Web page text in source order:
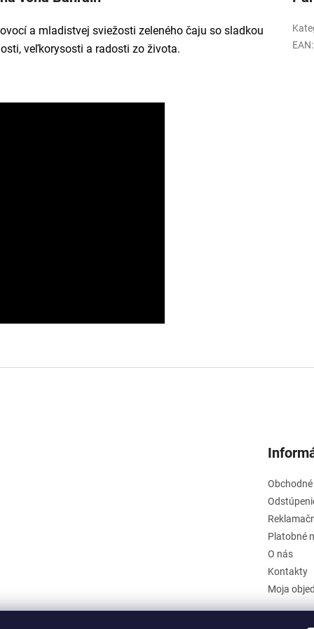
a mladistvej sviežosti zeleného čaju so sladkou
veľkorysosti a radosti zo života.
EAN:
Platobné
O nás
Kontakty
Moja